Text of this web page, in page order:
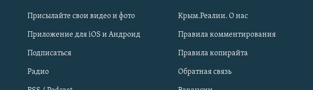
Українською
Qırımtatar
ПРИСОЕДИНЯЙТЕСЬ!
Присылайте свои видео и фото
Приложение для iOS и Андроид
Подписаться
Радио
Крым.Реалии. О нас
Правила комментирования
Правила копирайта
Обратная связь